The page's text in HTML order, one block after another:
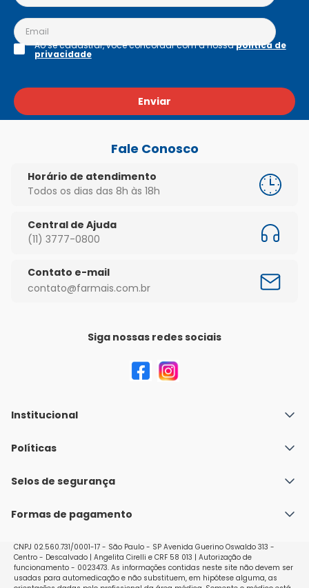
Enviar
Ao se cadastrar, você concordar com a nossapolítica de
privacidade
Fale Conosco
Horário de atendimento
Todos os dias das 8h às 18h
Central de Ajuda
(11) 3777-0800
Contato e-mail
contato@farmais.com.br
Siga nossas redes sociais
Institucional
Quem Somos
Nossas lojas
Políticas
Política de Envio
Políticas de Trocas e Devoluções
Selos de segurança
Formas de pagamento
CNPJ 02.560.731/0001-17 - São Paulo - SP Avenida Guerino Oswaldo 313 -
Centro - Descalvado | Angelita Cirelli e CRF 58 013 | Autorização de
funcionamento - 0023473. As informações contidas neste site não devem ser
usadas para automedicação e não substituem, em hipótese alguma, as